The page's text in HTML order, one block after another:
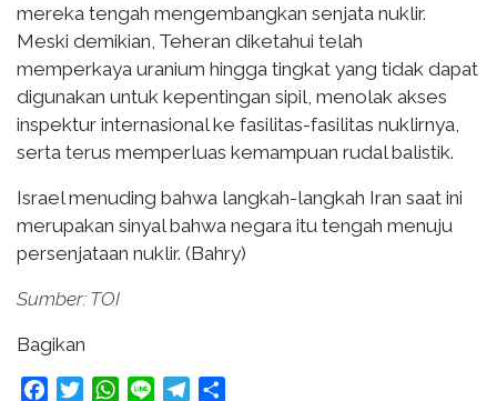
mereka tengah mengembangkan senjata nuklir.
Meski demikian, Teheran diketahui telah
memperkaya uranium hingga tingkat yang tidak dapat
digunakan untuk kepentingan sipil, menolak akses
inspektur internasional ke fasilitas-fasilitas nuklirnya,
serta terus memperluas kemampuan rudal balistik.
Israel menuding bahwa langkah-langkah Iran saat ini
merupakan sinyal bahwa negara itu tengah menuju
persenjataan nuklir. (Bahry)
Sumber: TOI
Bagikan
FacebookTwitterWhatsApp
Line Telegram